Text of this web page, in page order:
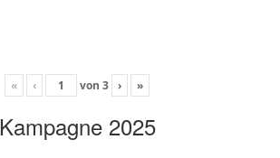
« ‹ von 3 › »
Kampagne 2025